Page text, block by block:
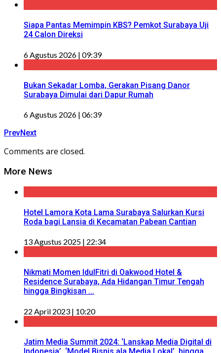
Siapa Pantas Memimpin KBS? Pemkot Surabaya Uji
24 Calon Direksi
6 Agustus 2026 | 09:39
Bukan Sekadar Lomba, Gerakan Pisang Danor
Surabaya Dimulai dari Dapur Rumah
6 Agustus 2026 | 06:39
PrevNext
Comments are closed.
More News
Hotel Lamora Kota Lama Surabaya Salurkan Kursi
Roda bagi Lansia di Kecamatan Pabean Cantian
13 Agustus 2025 | 22:34
Nikmati Momen IdulFitri di Oakwood Hotel &
Residence Surabaya, Ada Hidangan Timur Tengah
hingga Bingkisan ...
22 April 2023 | 10:20
Jatim Media Summit 2024: ‘Lanskap Media Digital di